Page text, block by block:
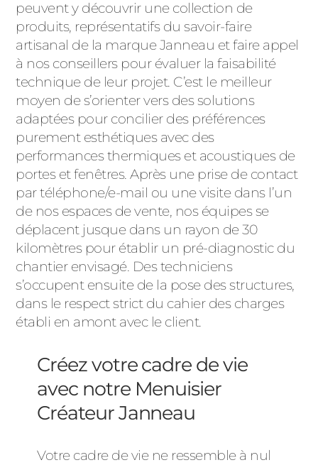
peuvent y découvrir une collection de
produits, représentatifs du savoir-faire
artisanal de la marque Janneau et faire appel
à nos conseillers pour évaluer la faisabilité
technique de leur projet. C’est le meilleur
moyen de s’orienter vers des solutions
adaptées pour concilier des préférences
purement esthétiques avec des
performances thermiques et acoustiques de
portes et fenêtres. Après une prise de contact
par téléphone/e-mail ou une visite dans l’un
de nos espaces de vente, nos équipes se
déplacent jusque dans un rayon de 30
kilomètres pour établir un pré-diagnostic du
chantier envisagé. Des techniciens
s’occupent ensuite de la pose des structures,
dans le respect strict du cahier des charges
établi en amont avec le client.
Créez votre cadre de vie
avec notre Menuisier
Créateur Janneau
Votre cadre de vie ne ressemble à nul